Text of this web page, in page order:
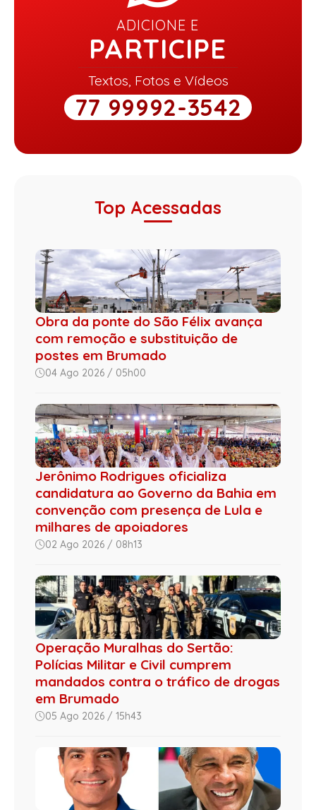
ADICIONE E
PARTICIPE
Textos, Fotos e Vídeos
77 99992-3542
Top Acessadas
Obra da ponte do São Félix avança
com remoção e substituição de
postes em Brumado
04 Ago 2026 / 05h00
Jerônimo Rodrigues oficializa
candidatura ao Governo da Bahia em
convenção com presença de Lula e
milhares de apoiadores
02 Ago 2026 / 08h13
Operação Muralhas do Sertão:
Polícias Militar e Civil cumprem
mandados contra o tráfico de drogas
em Brumado
05 Ago 2026 / 15h43